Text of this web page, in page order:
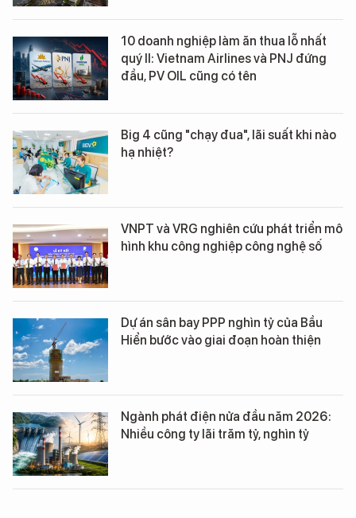
10 doanh nghiệp làm ăn thua lỗ nhất
quý II: Vietnam Airlines và PNJ đứng
đầu, PV OIL cũng có tên
Big 4 cũng "chạy đua", lãi suất khi nào
hạ nhiệt?
VNPT và VRG nghiên cứu phát triển mô
hình khu công nghiệp công nghệ số
Dự án sân bay PPP nghìn tỷ của Bầu
Hiển bước vào giai đoạn hoàn thiện
Ngành phát điện nửa đầu năm 2026:
Nhiều công ty lãi trăm tỷ, nghìn tỷ